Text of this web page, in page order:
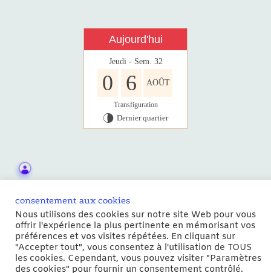
Aujourd'hui
Jeudi - Sem. 32
0 6 AOÛT
Transfiguration
U Dernier quartier
Copyright © 2026 | Powered byThème WordPress Astra
consentement aux cookies
Nous utilisons des cookies sur notre site Web pour vous
offrir l'expérience la plus pertinente en mémorisant vos
préférences et vos visites répétées. En cliquant sur
"Accepter tout", vous consentez à l'utilisation de TOUS
les cookies. Cependant, vous pouvez visiter "Paramètres
des cookies" pour fournir un consentement contrôlé.